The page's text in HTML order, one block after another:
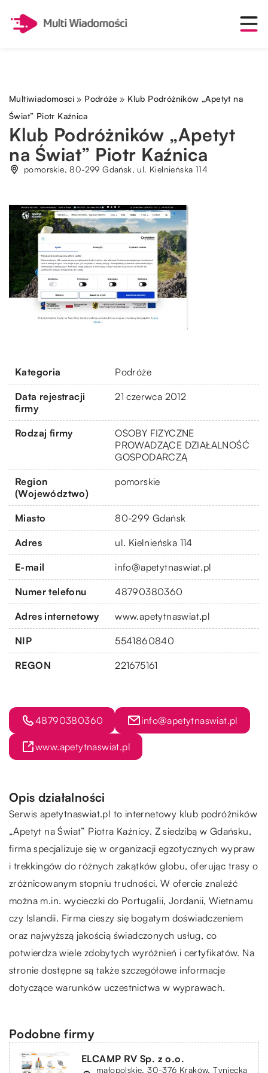
Multiwiadomosci » Podróże » Klub Podróżników „Apetyt na
Świat” Piotr Kaźnica
Klub Podróżników „Apetyt
na Świat” Piotr Kaźnica
pomorskie, 80-299 Gdańsk, ul. Kielnieńska 114
Kategoria Podróże
Data rejestracji
firmy
21 czerwca 2012
Rodzaj firmy
OSOBY FIZYCZNE
PROWADZĄCE DZIAŁALNOŚĆ
GOSPODARCZĄ
Region
(Województwo)
pomorskie
Miasto 80-299 Gdańsk
Adres ul. Kielnieńska 114
E-mail info@apetytnaswiat.pl
Numer telefonu 48790380360
Adres internetowy www.apetytnaswiat.pl
NIP 5541860840
REGON 221675161
48790380360 info@apetytnaswiat.pl
www.apetytnaswiat.pl
Opis działalności
Serwis apetytnaswiat.pl to internetowy klub podróżników
„Apetyt na Świat” Piotra Kaźnicy. Z siedzibą w Gdańsku,
firma specjalizuje się w organizacji egzotycznych wypraw
i trekkingów do różnych zakątków globu, oferując trasy o
zróżnicowanym stopniu trudności. W ofercie znaleźć
można m.in. wycieczki do Portugalii, Jordanii, Wietnamu
czy Islandii. Firma cieszy się bogatym doświadczeniem
oraz najwyższą jakością świadczonych usług, co
potwierdza wiele zdobytych wyróżnień i certyfikatów. Na
stronie dostępne są także szczegółowe informacje
dotyczące warunków uczestnictwa w wyprawach.
Podobne firmy
ELCAMP RV Sp. z o.o.
małopolskie, 30-376 Kraków, Tyniecka